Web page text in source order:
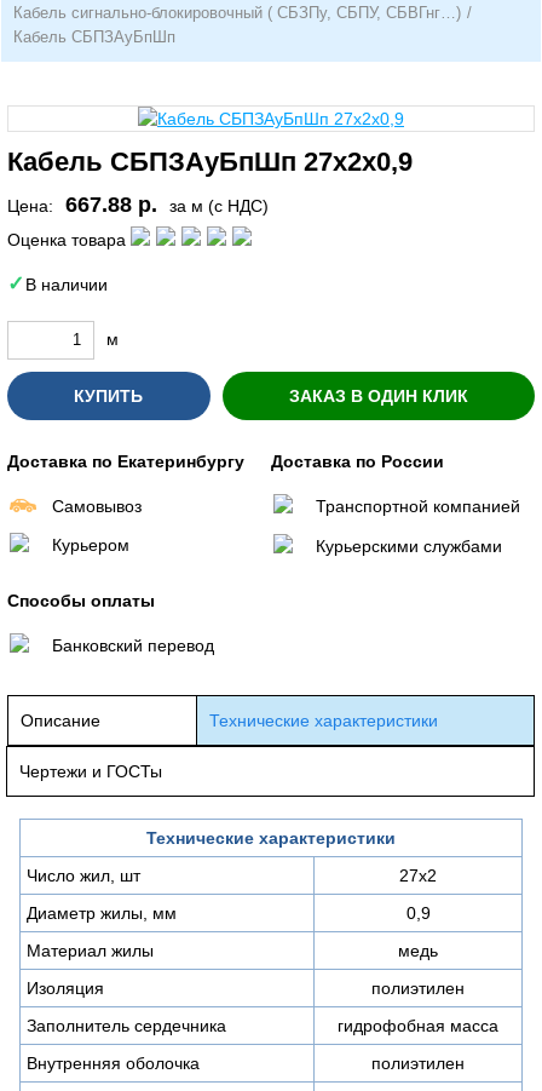
Кабель сигнально-блокировочный ( СБЗПу, СБПУ, СБВГнг…) /
Кабель СБПЗАуБпШп
Кабель СБПЗАуБпШп 27х2х0,9
Цена: 667.88 р.
за м (с НДС)
Оценка товара
В наличии
м
КУПИТЬ ЗАКАЗ В ОДИН КЛИК
Доставка по Екатеринбургу
Самовывоз
Курьером
Доставка по России
Транспортной компанией
Курьерскими службами
Способы оплаты
Банковский перевод
Описание Технические характеристики
Чертежи и ГОСТы
Технические характеристики
Число жил, шт
27х2
Диаметр жилы, мм
0,9
Материал жилы
медь
Изоляция
полиэтилен
Заполнитель сердечника
гидрофобная масса
Внутренняя оболочка
полиэтилен